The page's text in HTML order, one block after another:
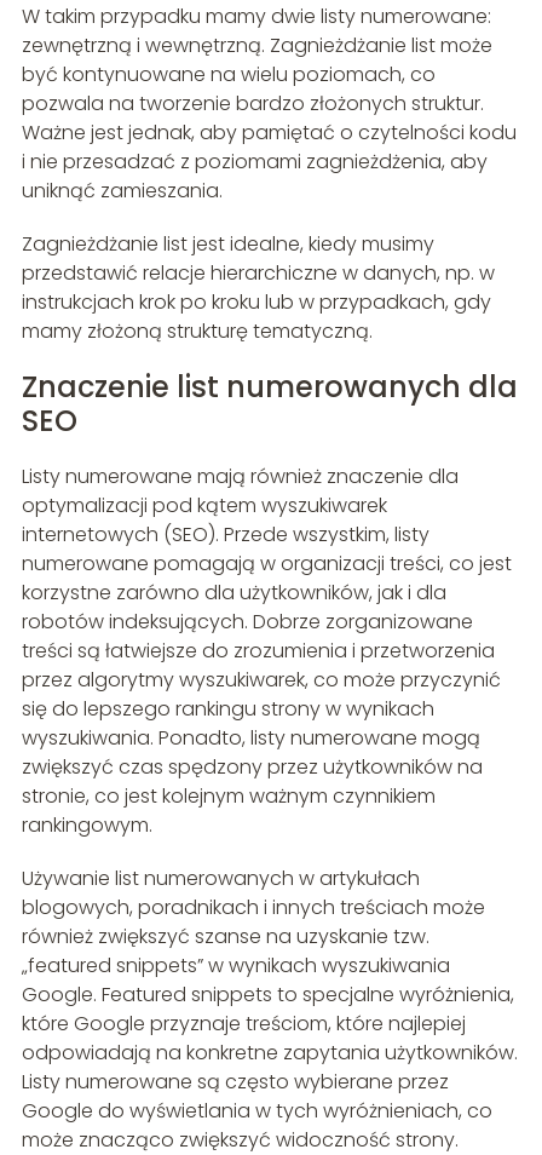
W takim przypadku mamy dwie listy numerowane:
zewnętrzną i wewnętrzną. Zagnieżdżanie list może
być kontynuowane na wielu poziomach, co
pozwala na tworzenie bardzo złożonych struktur.
Ważne jest jednak, aby pamiętać o czytelności kodu
i nie przesadzać z poziomami zagnieżdżenia, aby
uniknąć zamieszania.
Zagnieżdżanie list jest idealne, kiedy musimy
przedstawić relacje hierarchiczne w danych, np. w
instrukcjach krok po kroku lub w przypadkach, gdy
mamy złożoną strukturę tematyczną.
Znaczenie list numerowanych dla
SEO
Listy numerowane mają również znaczenie dla
optymalizacji pod kątem wyszukiwarek
internetowych (SEO). Przede wszystkim, listy
numerowane pomagają w organizacji treści, co jest
korzystne zarówno dla użytkowników, jak i dla
robotów indeksujących. Dobrze zorganizowane
treści są łatwiejsze do zrozumienia i przetworzenia
przez algorytmy wyszukiwarek, co może przyczynić
się do lepszego rankingu strony w wynikach
wyszukiwania. Ponadto, listy numerowane mogą
zwiększyć czas spędzony przez użytkowników na
stronie, co jest kolejnym ważnym czynnikiem
rankingowym.
Używanie list numerowanych w artykułach
blogowych, poradnikach i innych treściach może
również zwiększyć szanse na uzyskanie tzw.
„featured snippets” w wynikach wyszukiwania
Google. Featured snippets to specjalne wyróżnienia,
które Google przyznaje treściom, które najlepiej
odpowiadają na konkretne zapytania użytkowników.
Listy numerowane są często wybierane przez
Google do wyświetlania w tych wyróżnieniach, co
może znacząco zwiększyć widoczność strony.